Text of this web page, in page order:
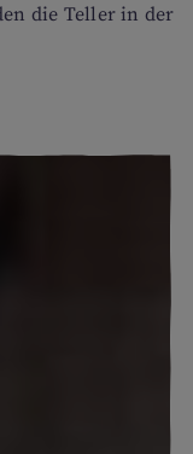
die Teller in der